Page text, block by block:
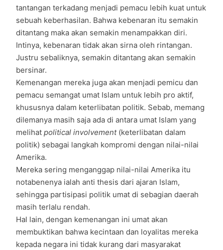
tantangan terkadang menjadi pemacu lebih kuat untuk
sebuah keberhasilan. Bahwa kebenaran itu semakin
ditantang maka akan semakin menampakkan diri.
Intinya, kebenaran tidak akan sirna oleh rintangan.
Justru sebaliknya, semakin ditantang akan semakin
bersinar.
Kemenangan mereka juga akan menjadi pemicu dan
pemacu semangat umat Islam untuk lebih pro aktif,
khususnya dalam keterlibatan politik. Sebab, memang
dilemanya masih saja ada di antara umat Islam yang
melihat political involvement(keterlibatan dalam
politik) sebagai langkah kompromi dengan nilai-nilai
Amerika.
Mereka sering menganggap nilai-nilai Amerika itu
notabenenya ialah anti thesis dari ajaran Islam,
sehingga partisipasi politik umat di sebagian daerah
masih terlalu rendah.
Hal lain, dengan kemenangan ini umat akan
membuktikan bahwa kecintaan dan loyalitas mereka
kepada negara ini tidak kurang dari masyarakat